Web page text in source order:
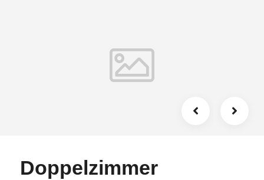
Doppelzimmer